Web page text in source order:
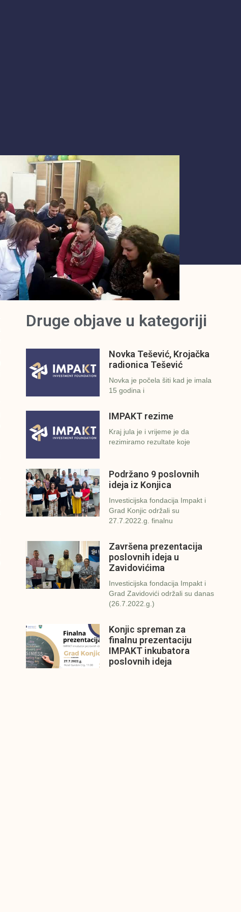
Druge objave u kategoriji
Novka Tešević, Krojačka
radionica Tešević
Novka je počela šiti kad je imala
15 godina i
IMPAKT rezime
Kraj jula je i vrijeme je da
rezimiramo rezultate koje
Podržano 9 poslovnih
ideja iz Konjica
Investicijska fondacija Impakt i
Grad Konjic održali su
27.7.2022.g. finalnu
Završena prezentacija
poslovnih ideja u
Zavidovićima
Investicijska fondacija Impakt i
Grad Zavidovići održali su danas
(26.7.2022.g.)
Konjic spreman za
finalnu prezentaciju
IMPAKT inkubatora
poslovnih ideja